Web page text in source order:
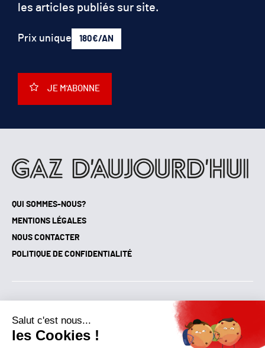
QUI SOMMES-NOUS?
MENTIONS LÉGALES
NOUS CONTACTER
POLITIQUE DE CONFIDENTIALITÉ
les articles publiés sur site.
Prix unique 180€/AN
JE M'ABONNE